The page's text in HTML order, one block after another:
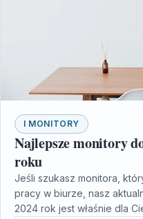
I MONITORY
Najlepsze monitory
roku
Jeśli szukasz monitora,
pracy w biurze, nasz
2024 rok jest właśnie dla